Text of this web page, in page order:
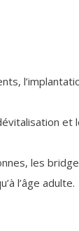
et
les
l’âge adulte.